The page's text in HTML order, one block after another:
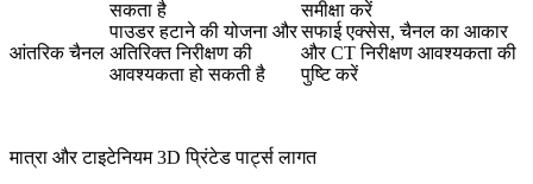
सकता है
समीक्षा करें
आंतरिक चैनल
पाउडर हटाने की योजना और
अतिरिक्त निरीक्षण की
आवश्यकता हो सकती है
सफाई एक्सेस, चैनल का आकार
और CT निरीक्षण आवश्यकता की
पुष्टि करें
मात्रा और टाइटेनियम 3D प्रिंटेड पार्ट्स लागत